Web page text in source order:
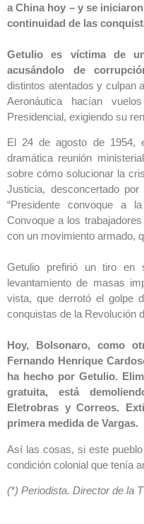
a China hoy – y se
continuidad de las
Getulio es víctima de
acusándolo de
distintos atentados y culpan
Aeronáutica hacían
Presidencial, exigiendo su
El 24 de agosto de 1954,
dramática reunión
sobre cómo solucionar la
Justicia, desconcertado
“Presidente convoque a
Convoque a los
con un movimiento armado,
Getulio prefirió un tiro en
levantamiento de masas
vista, que derrotó el golpe
conquistas de la Revolución
Hoy, Bolsonaro, como
Fernando Henrique
ha hecho por Getulio.
gratuita, está
Eletrobras y Correos.
primera medida de Vargas.
Así las cosas, si este
condición colonial que tenía
(*) Periodista. Director de la